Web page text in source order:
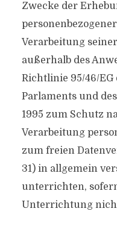
Zwecke der
Verarbeitung
außerhalb des
Richtlinie 95/46/EG
Parlaments und
1995 zum Schutz
Verarbeitung
zum freien
31) in allgemein
unterrichten,
Unterrichtung